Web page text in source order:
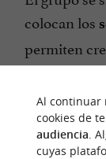
colocan los
permiten
oscuro es
primera
Al continuar
cookies de
audiencia.
cuyas